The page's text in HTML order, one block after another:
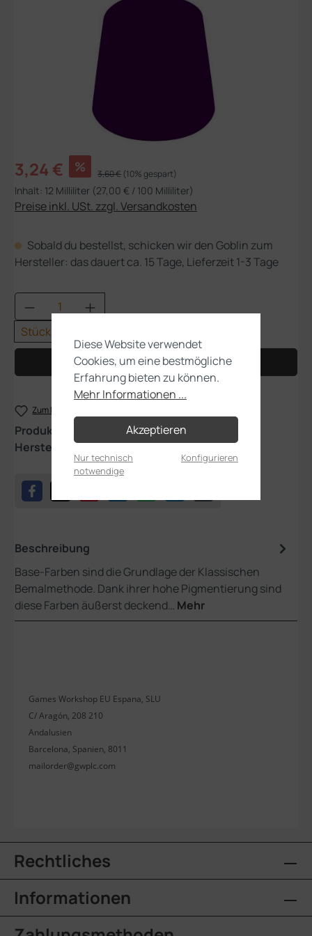
Verkaufspreis:
3,24 € % Regulärer Preis:
3,60 € (10% gespart)
Inhalt: 12 Milliliter (27,00 € / 100 Milliliter)
Preise inkl. USt. zzgl. Versandkosten
Sobald du bestellst, schicken wir den Goblin zum
Hersteller: das dauert ca. 15 Tage, Lieferzeit 1-3 Tage
Produkt Anzahl: Gib den gewünschten
Stück
In den Warenkorb
Zum Merkzettel hinzufügen
Produktnummer:
21-39
Hersteller:
Games Workshop
Beschreibung
Base-Farben sind die Grundlage der Klassischen
Bemalmethode. Dank ihrer hohe Pigmentierung sind
diese Farben äußerst deckend… Mehr
Games Workshop EU Espana, SLU
C/ Aragón, 208 210
Andalusien
Barcelona, Spanien, 8011
mailorder@gwplc.com
Rechtliches
Informationen
Diese Website verwendet
Cookies, um eine bestmögliche
Erfahrung bieten zu können.
Mehr Informationen ...
Akzeptieren
Nur technisch
notwendige
Konfigurieren